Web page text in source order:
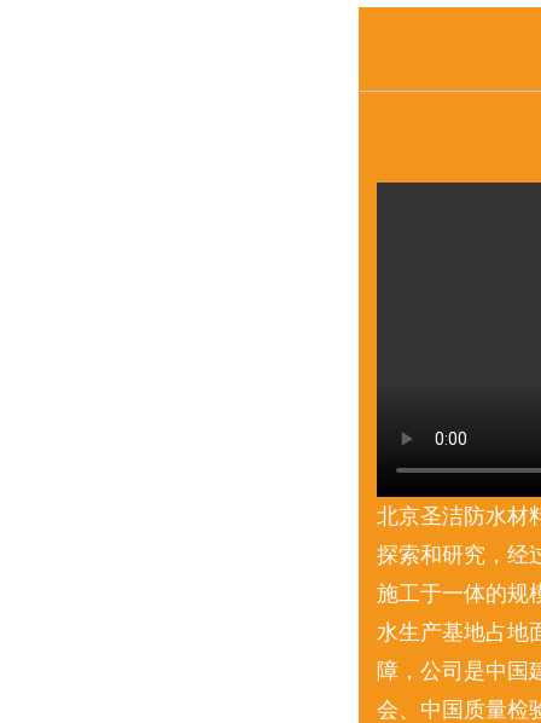
北京圣洁防水材
探索和研究，经
施工于一体的规
水生产基地占地
障，公司是中国
会、中国质量检